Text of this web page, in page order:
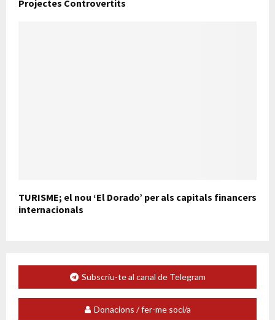
Projectes Controvertits
TURISME; el nou ‘El Dorado’ per als capitals financers
internacionals
Subscriu-te al canal de Telegram
Donacions / fer-me soci/a